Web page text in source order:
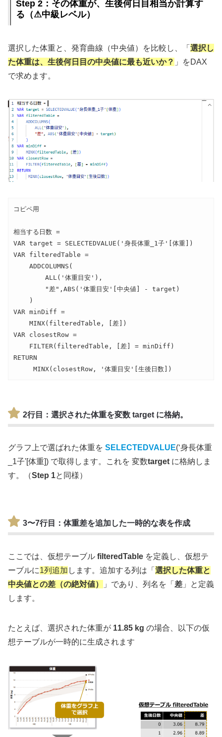
Step 2：その体重が、生後何日目相当か計算す
る（⚠中級レベル）
選択した体重と、発育曲線（中央値）を比較し、「 選択し
た体重は、生後何日目の中央値に最も近いか？ 」をDAX
で求めます。
コピペ用
相当する日数 =
VAR target = SELECTEDVALUE('身長体重_1子'[体重])
VAR filteredTable =
    ADDCOLUMNS(
        ALL('体重目安'),
        "差",ABS('体重目安'[中央値] - target)
    )
VAR minDiff =
    MINX(filteredTable, [差])
VAR closestRow =
    FILTER(filteredTable, [差] = minDiff)
RETURN
     MINX(closestRow, '体重目安'[生後日数])
2行目 ：選択された体重を変数 target に格納。
グラフ上で選ばれた体重を SELECTEDVALUE(‘身長体重
_1子'[体重]) で取得します。これを 変数target に格納しま
す。（Step 1と同様）
3〜7行目 ：体重差を追加した一時的な表を作成
ここでは、仮想テーブル filteredTable を定義し、仮想テ
ーブルに1列追加 します。追加する列は「 選択した体重と
中央値との差（の絶対値）
」であり、列名を「 差 」と定義
します。
たとえば、選択された体重が 11.85 kg の場合、以下の仮
想テーブルが一時的に生成されます